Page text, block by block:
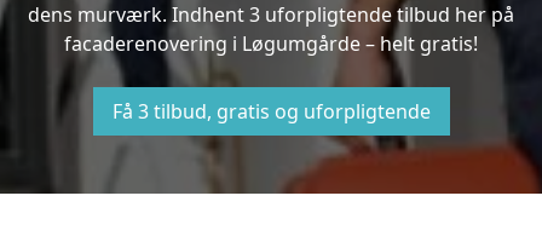
dens murværk. Indhent 3 uforpligtende tilbud her på
facaderenovering i Løgumgårde – helt gratis!
Få 3 tilbud, gratis og uforpligtende